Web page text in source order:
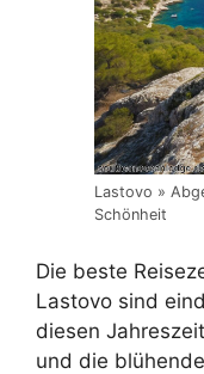
Lastovo »
Schönheit
Die beste
Lastovo sind
diesen
und die